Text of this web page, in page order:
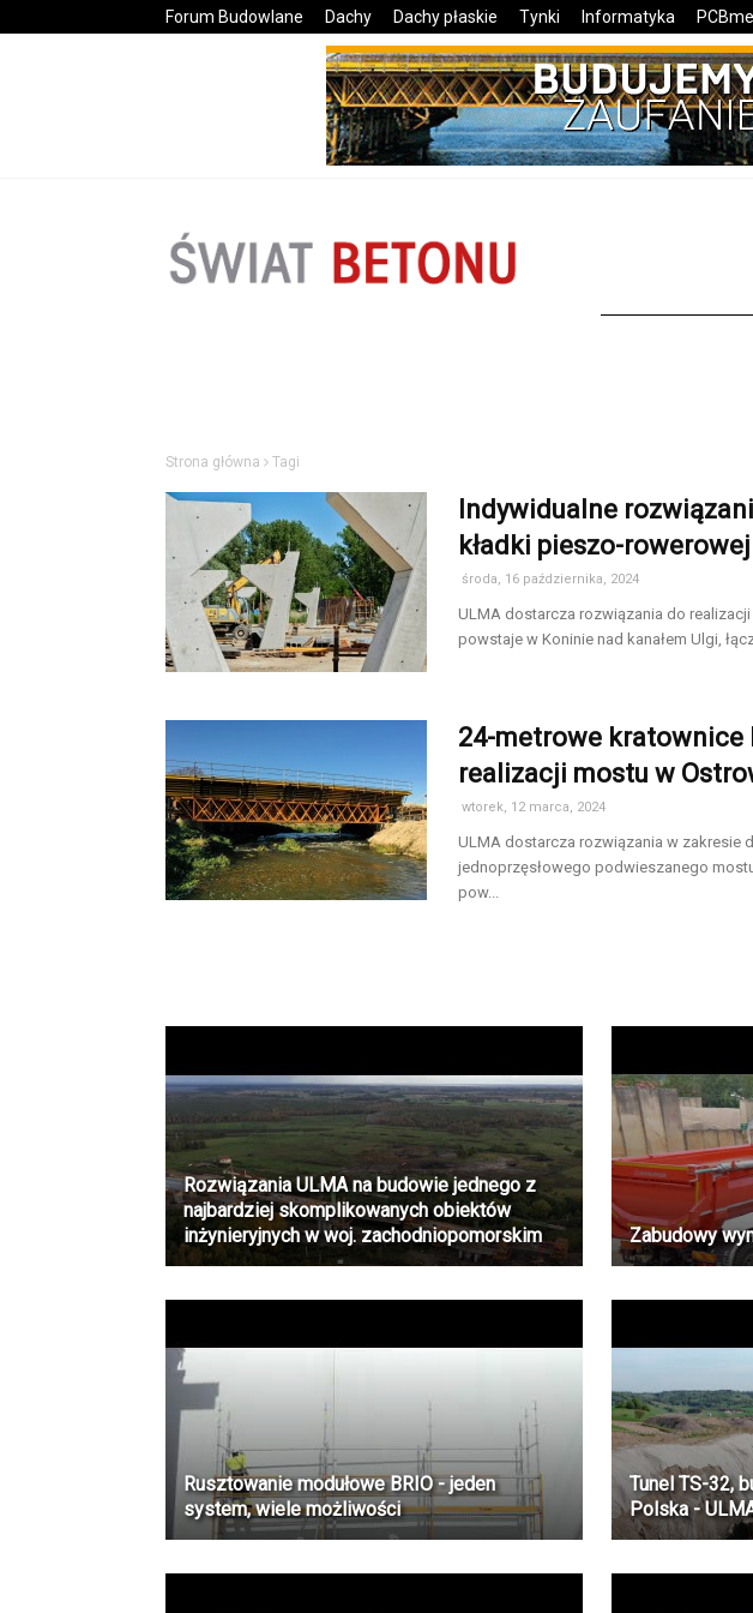
Forum Budowlane Dachy Dachy płaskie Tynki Informatyka
Strona główna Tagi
Indywidualne
kładki pieszo-
środa, 16 października, 2024
ULMA dostarcza rozwiązania do
powstaje w Koninie nad kanałem Ulgi,
24-metrowe kratownice
realizacji mostu w
wtorek, 12 marca, 2024
ULMA dostarcza rozwiązania w zakresie
jednoprzęsłowego podwieszanego
pow...
Rozwiązania ULMA na budowie jednego z
najbardziej skomplikowanych obiektów
inżynieryjnych w woj. zachodniopomorskim
Zabudowy
Rusztowanie modułowe BRIO - jeden
system, wiele możliwości
Tunel TS-32,
Polska -